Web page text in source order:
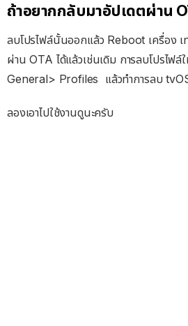
ถ้าอยากกลับมาอัปเดตผ่าน
ลบโปรไฟล์นั้นออกแล้ว Reboot เครื่อง เ
ผ่าน OTA ได้แล้วเช่นเดิม การลบโปรไฟ
General> Profiles แล้วทำการลบ
ลองเอาไปใช้งานดูนะครับ